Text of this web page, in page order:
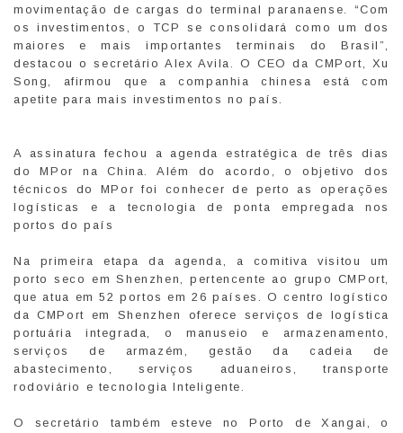
movimentação de cargas do terminal paranaense. “Com
os investimentos, o TCP se consolidará como um dos
maiores e mais importantes terminais do Brasil”,
destacou o secretário Alex Avila. O CEO da CMPort, Xu
Song, afirmou que a companhia chinesa está com
apetite para mais investimentos no país.
A assinatura fechou a agenda estratégica de três dias
do MPor na China. Além do acordo, o objetivo dos
técnicos do MPor foi conhecer de perto as operações
logísticas e a tecnologia de ponta empregada nos
portos do país
Na primeira etapa da agenda, a comitiva visitou um
porto seco em Shenzhen, pertencente ao grupo CMPort,
que atua em 52 portos em 26 países. O centro logístico
da CMPort em Shenzhen oferece serviços de logística
portuária integrada, o manuseio e armazenamento,
serviços de armazém, gestão da cadeia de
abastecimento, serviços aduaneiros, transporte
rodoviário e tecnologia Inteligente.
O secretário também esteve no Porto de Xangai, o